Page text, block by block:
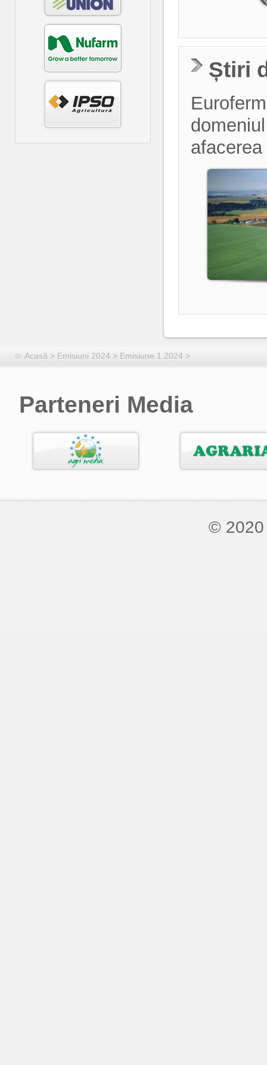
Știri
Acasă > Emisiuni 2024 > Emisiune 1 2024 >
Parteneri Media
©